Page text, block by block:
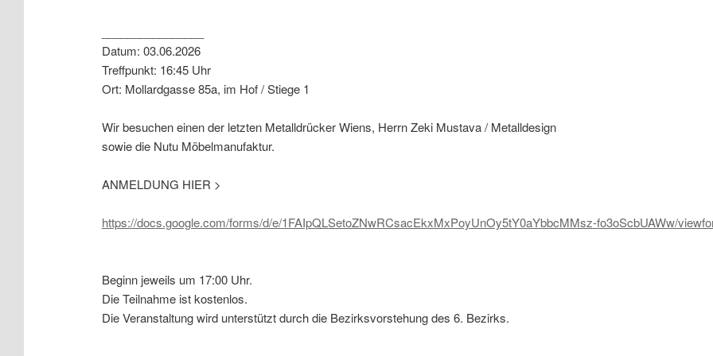
Datum: 03.06.2026
Treffpunkt: 16:45 Uhr
Ort: Mollardgasse 85a, im Hof / Stiege 1
Wir besuchen einen der letzten Metalldrücker Wiens, Herrn Zeki Mustava / Metalldesign
sowie die Nutu Möbelmanufaktur.
ANMELDUNG HIER >
https://docs.google.com/forms/d/e/1FAIpQLSetoZNwRCsacEkxMxPoyUnOy5tY0aYbbcMMsz-fo3oScbUAWw/
Beginn jeweils um 17:00 Uhr.
Die Teilnahme ist kostenlos.
Die Veranstaltung wird unterstützt durch die Bezirksvorstehung des 6. Bezirks.